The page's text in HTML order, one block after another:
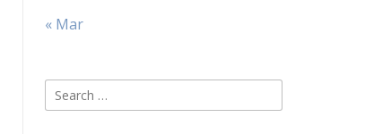
« Mar
Search
for: